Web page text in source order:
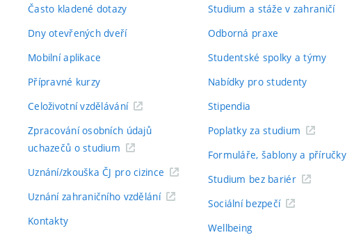
Často kladené dotazy
Dny otevřených dveří
Mobilní aplikace
Přípravné kurzy
Celoživotní vzdělávání
Zpracování osobních údajů
uchazečů o studium
Uznání/zkouška ČJ pro cizince
Uznání zahraničního vzdělání
Kontakty
Studium a stáže v zahraničí
Odborná praxe
Studentské spolky a týmy
Nabídky pro studenty
Stipendia
Poplatky za studium
Formuláře, šablony a příručky
Studium bez bariér
Sociální bezpečí
Wellbeing